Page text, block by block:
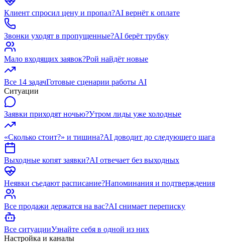
Клиент спросил цену и пропал?AI вернёт к оплате
Звонки уходят в пропущенные?AI берёт трубку
Мало входящих заявок?Рой найдёт новые
Все 14 задачГотовые сценарии работы AI
Ситуации
Заявки приходят ночью?Утром лиды уже холодные
«Сколько стоит?» и тишина?AI доводит до следующего шага
Выходные копят заявки?AI отвечает без выходных
Неявки съедают расписание?Напоминания и подтверждения
Все продажи держатся на вас?AI снимает переписку
Все ситуацииУзнайте себя в одной из них
Настройка и каналы